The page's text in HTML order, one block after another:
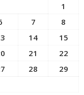
1
7
8
14
15
21
22
28
29